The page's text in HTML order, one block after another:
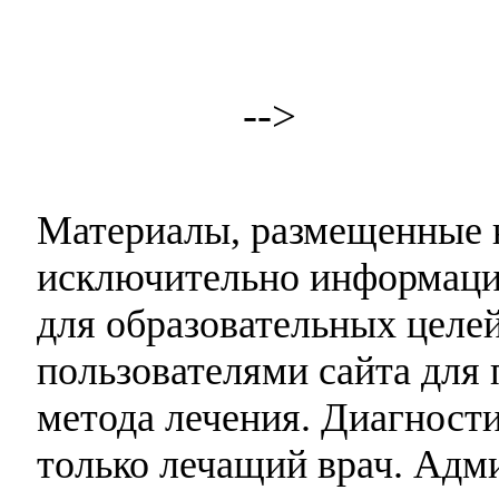
-->
Материалы, размещенные
исключительно
для образовательных
пользователями сайта
метода лечения.
только лечащий врач.